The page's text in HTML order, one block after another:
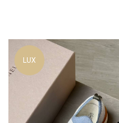
LUX